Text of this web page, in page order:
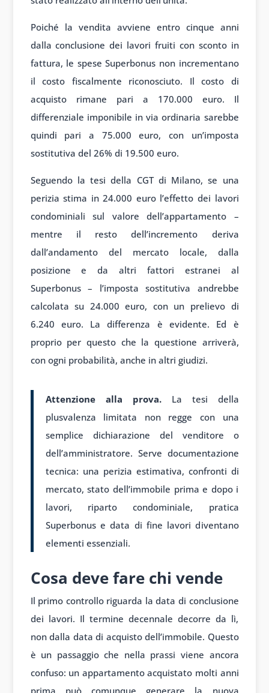
Poiché la vendita avviene entro cinque anni
dalla conclusione dei lavori fruiti con sconto in
fattura, le spese Superbonus non incrementano
il costo fiscalmente riconosciuto. Il costo di
acquisto rimane pari a 170.000 euro. Il
differenziale imponibile in via ordinaria sarebbe
quindi pari a 75.000 euro, con un’imposta
sostitutiva del 26% di 19.500 euro.
Seguendo la tesi della CGT di Milano, se una
perizia stima in 24.000 euro l’effetto dei lavori
condominiali sul valore dell’appartamento –
mentre il resto dell’incremento deriva
dall’andamento del mercato locale, dalla
posizione e da altri fattori estranei al
Superbonus – l’imposta sostitutiva andrebbe
calcolata su 24.000 euro, con un prelievo di
6.240 euro. La differenza è evidente. Ed è
proprio per questo che la questione arriverà,
con ogni probabilità, anche in altri giudizi.
Attenzione alla prova.La tesi della
plusvalenza limitata non regge con una
semplice dichiarazione del venditore o
dell’amministratore. Serve documentazione
tecnica: una perizia estimativa, confronti di
mercato, stato dell’immobile prima e dopo i
lavori, riparto condominiale, pratica
Superbonus e data di fine lavori diventano
elementi essenziali.
Cosa deve fare chi vende
Il primo controllo riguarda la data di conclusione
dei lavori. Il termine decennale decorre da lì,
non dalla data di acquisto dell’immobile. Questo
è un passaggio che nella prassi viene ancora
confuso: un appartamento acquistato molti anni